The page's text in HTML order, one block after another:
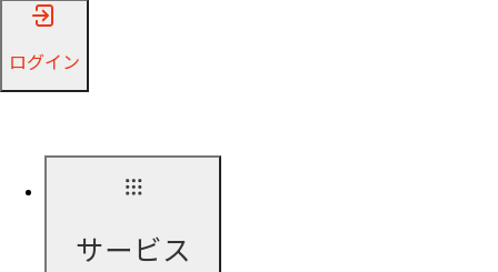
ログイン
サービス